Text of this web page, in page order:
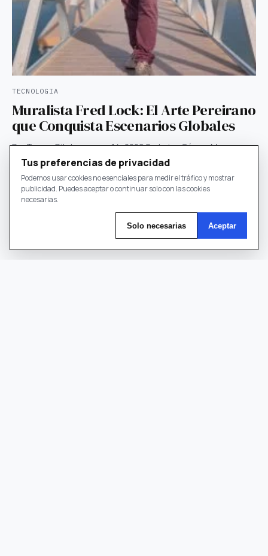
TECNOLOGIA
Muralista Fred Lock: El Arte Pereirano
que Conquista Escenarios Globales
Por Tomas Ritcher · mayo 14, 2026 Federico Gómez Maya,
conocido como el muralista Fred Lock, un artista…
TOMAS RITCHER3 MIN DE LECTURA
Tus preferencias de privacidad
Podemos usar cookies no esenciales para medir el tráfico y mostrar
publicidad. Puedes aceptar o continuar solo con las cookies
necesarias.
Solo necesarias Aceptar